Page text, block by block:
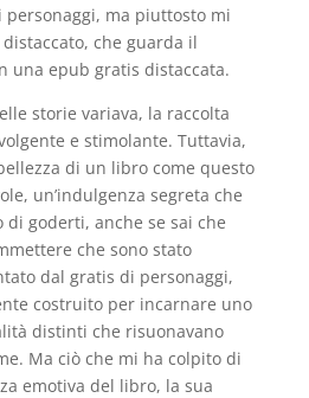
personaggi, ma piuttosto mi
che guarda il
una epub gratis distaccata.
storie variava, la raccolta
e stimolante. Tuttavia,
di un libro come questo
un’indulgenza segreta che
goderti, anche se sai che
che sono stato
dal gratis di personaggi,
costruito per incarnare uno
distinti che risuonavano
Ma ciò che mi ha colpito di
emotiva del libro, la sua